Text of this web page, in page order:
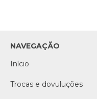
NAVEGAÇÃO
Início
Trocas e dovuluções